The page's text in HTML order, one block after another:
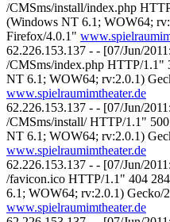
/CMSms/install/index.php
(Windows NT 6.1; WOW64;
Firefox/4.0.1"
62.226.153.137 - - [07/Jun/
/CMSms/index.php HTTP/
NT 6.1; WOW64; rv:2.0.1)
www.spielraumimtheater.de
62.226.153.137 - - [07/Jun/
/CMSms/install/ HTTP/1.1"
NT 6.1; WOW64; rv:2.0.1)
www.spielraumimtheater.de
62.226.153.137 - - [07/Jun/
/favicon.ico HTTP/1.1" 404
6.1; WOW64; rv:2.0.1) Gecko/
www.spielraumimtheater.de